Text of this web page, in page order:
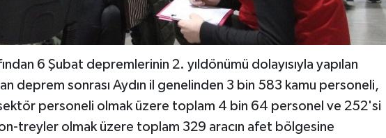
6 Şubat depremlerinin 2. yıldönümü dolayısıyla yapılan
deprem sonrası Aydın il genelinden 3 bin 583 kamu personeli,
personeli olmak üzere toplam 4 bin 64 personel ve 252'si
treyler olmak üzere toplam 329 aracın afet bölgesine